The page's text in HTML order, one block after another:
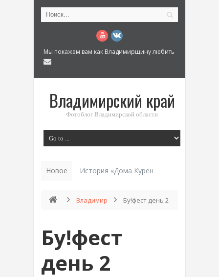
Мы покажем вам как Владимирщину любить
Владимирский край
Фотоблог Владимирской области
Новое История «Дома Куренкова» в Коврове
Владимир Бу!фест день 2
Бу!фест
день 2